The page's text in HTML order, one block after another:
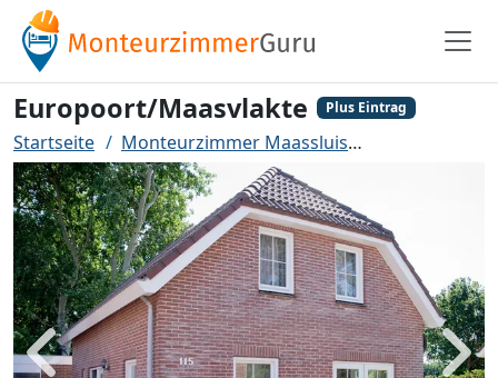
Europoort/Maasvlakte Plus Eintrag
Startseite Monteurzimmer Maassluis
Zurück